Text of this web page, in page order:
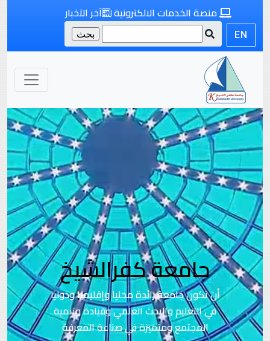
آخر الآخبار منصة الخدمات الالكترونية
EN
جامعة كفرالشيخ
أن تكون جامعة رائدة محليا وإقليميا ودوليا
في التعليم والبحث العلمي وقيادة وتنمية
المجتمع ومتميزة في صناعة المعرفة